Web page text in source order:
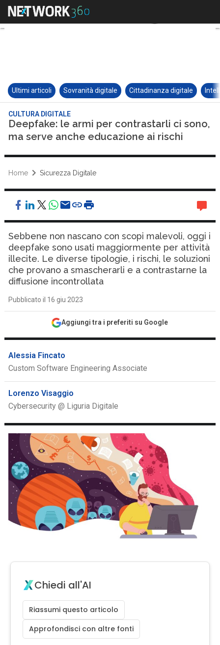
Ultimi articoli Sovranità digitale Cittadinanza digitale
CULTURA DIGITALE
Deepfake: le armi per contrastarli ci sono,
ma serve anche educazione ai rischi
Home Sicurezza Digitale
Sebbene non nascano con scopi malevoli, oggi i
deepfake sono usati maggiormente per attività
illecite. Le diverse tipologie, i rischi, le soluzioni
che provano a smascherarli e a contrastarne la
diffusione incontrollata
Pubblicato il 16 giu 2023
Aggiungi tra i preferiti su Google
Alessia Fincato
Custom Software Engineering Associate
Lorenzo Visaggio
Cybersecurity @ Liguria Digitale
Chiedi all'AI
Riassumi questo articolo
Approfondisci con altre fonti